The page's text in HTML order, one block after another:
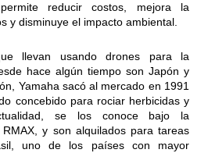
reducir costos, mejora la
y disminuye el impacto ambiental.
llevan usando drones para la
hace algún tiempo son Japón y
Yamaha sacó al mercado en 1991
concebido para rociar herbicidas y
se los conoce bajo la
y son alquilados para tareas
uno de los países con mayor